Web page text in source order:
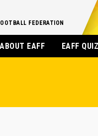
FEDERATION
ABOUT EAFF EAFF